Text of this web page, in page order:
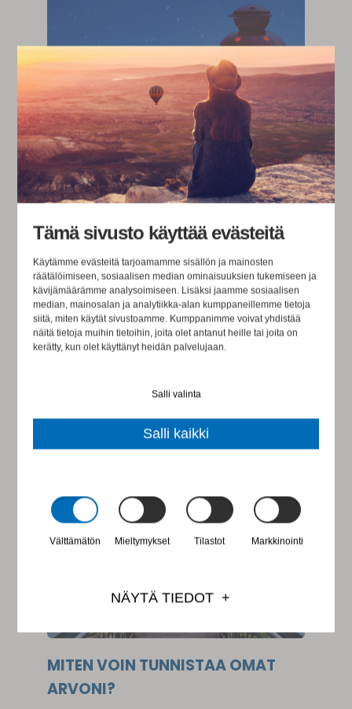
Tämä sivusto käyttää evästeitä
Käytämme evästeitä tarjoamamme sisällön ja mainosten
räätälöimiseen, sosiaalisen median ominaisuuksien tukemiseen ja
kävijämäärämme analysoimiseen. Lisäksi jaamme sosiaalisen
median, mainosalan ja analytiikka-alan kumppaneillemme tietoja
siitä, miten käytät sivustoamme. Kumppanimme voivat yhdistää
näitä tietoja muihin tietoihin, joita olet antanut heille tai joita on
kerätty, kun olet käyttänyt heidän palvelujaan.
Salli valinta
Salli kaikki
Välttämätön Mieltymykset Tilastot Markkinointi
NÄYTÄ TIEDOT
JUURIHARJAN JOULUTERVEISET
2022
ORGANISAATIOKULTTUURIN
STRATEGINEN MITTAAMINEN
MITEN VOIN TUNNISTAA OMAT
ARVONI?